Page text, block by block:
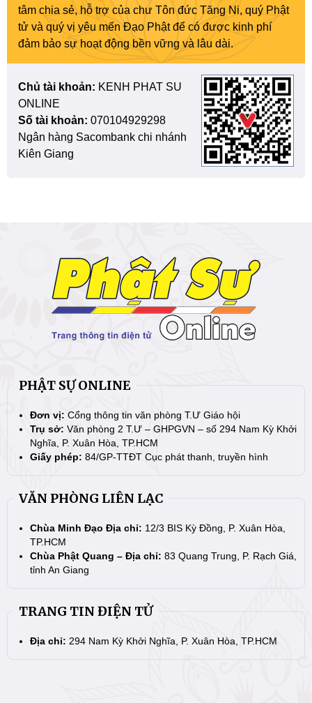
tâm chia sẻ, hỗ trợ của chư Tôn đức Tăng Ni, quý Phật
tử và quý vị yêu mến Đạo Phật để có được kinh phí
đảm bảo sự hoạt động bền vững và lâu dài.
Chủ tài khoản: KENH PHAT SU
ONLINE
Số tài khoản: 070104929298
Ngân hàng Sacombank chi nhánh
Kiên Giang
PHẬT SỰ ONLINE
Đơn vị: Cổng thông tin văn phòng T.Ư Giáo hội
Trụ sở: Văn phòng 2 T.Ư – GHPGVN – số 294 Nam Kỳ Khởi
Nghĩa, P. Xuân Hòa, TP.HCM
Giấy phép: 84/GP-TTĐT Cục phát thanh, truyền hình
VĂN PHÒNG LIÊN LẠC
Chùa Minh Đạo Địa chỉ: 12/3 BIS Kỳ Đồng, P. Xuân Hòa,
TP.HCM
Chùa Phật Quang – Địa chỉ: 83 Quang Trung, P. Rạch Giá,
tỉnh An Giang
TRANG TIN ĐIỆN TỬ
Địa chỉ: 294 Nam Kỳ Khởi Nghĩa, P. Xuân Hòa, TP.HCM